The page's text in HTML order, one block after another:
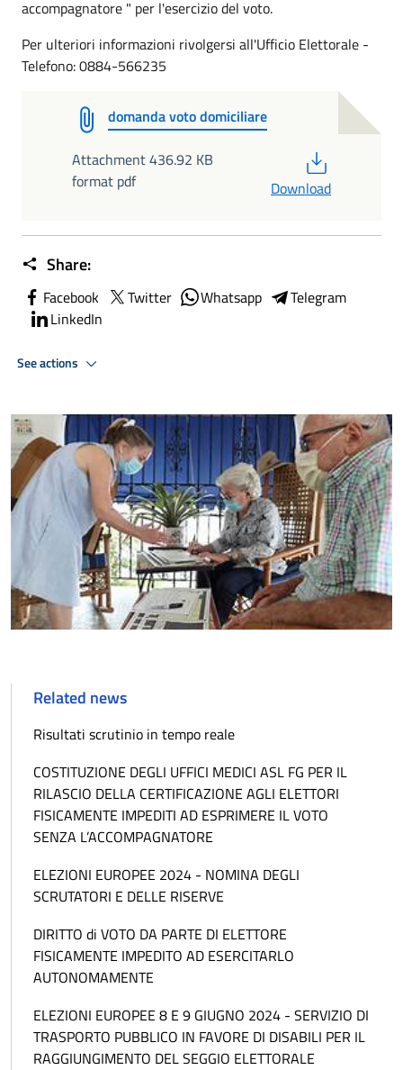
accompagnatore " per l'esercizio del voto.
Per ulteriori informazioni rivolgersi all'Ufficio Elettorale -
Telefono: 0884-566235
domanda voto domiciliare
Attachment 436.92 KB
format pdf
Download
Share:
Facebook Twitter Whatsapp
Telegram
LinkedIn
See actions
Related news
Risultati scrutinio in tempo reale
COSTITUZIONE DEGLI UFFICI MEDICI ASL FG PER IL
RILASCIO DELLA CERTIFICAZIONE AGLI ELETTORI
FISICAMENTE IMPEDITI AD ESPRIMERE IL VOTO
SENZA L’ACCOMPAGNATORE
ELEZIONI EUROPEE 2024 - NOMINA DEGLI
SCRUTATORI E DELLE RISERVE
DIRITTO di VOTO DA PARTE DI ELETTORE
FISICAMENTE IMPEDITO AD ESERCITARLO
AUTONOMAMENTE
ELEZIONI EUROPEE 8 E 9 GIUGNO 2024 - SERVIZIO DI
TRASPORTO PUBBLICO IN FAVORE DI DISABILI PER IL
RAGGIUNGIMENTO DEL SEGGIO ELETTORALE